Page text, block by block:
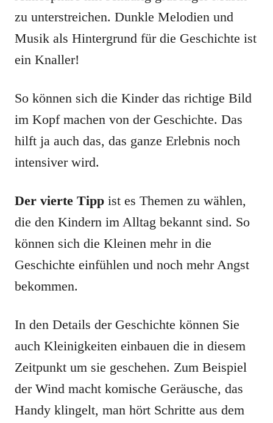
zu unterstreichen. Dunkle Melodien und
Musik als Hintergrund für die Geschichte ist
ein Knaller!
So können sich die Kinder das richtige Bild
im Kopf machen von der Geschichte. Das
hilft ja auch das, das ganze Erlebnis noch
intensiver wird.
Der vierte Tipp ist es Themen zu wählen,
die den Kindern im Alltag bekannt sind. So
können sich die Kleinen mehr in die
Geschichte einfühlen und noch mehr Angst
bekommen.
In den Details der Geschichte können Sie
auch Kleinigkeiten einbauen die in diesem
Zeitpunkt um sie geschehen. Zum Beispiel
der Wind macht komische Geräusche, das
Handy klingelt, man hört Schritte aus dem